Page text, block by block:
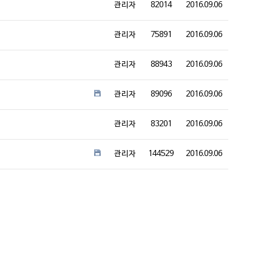
관리자 82014 2016.09.06
관리자 75891 2016.09.06
관리자 88943 2016.09.06
관리자 89096 2016.09.06
관리자 83201 2016.09.06
관리자 144529 2016.09.06